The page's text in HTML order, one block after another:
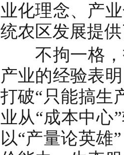
业化理念、产
统农区发展提
不拘一格 ，
产业的经验表
打破“只能搞生
业从“成本中心”
以“产量论英雄”